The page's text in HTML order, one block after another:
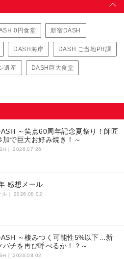
0円食堂 新宿DASH
DASH海岸 DASH ご当地PR課
遺産 DASH巨大食堂
～笑点60周年記念夏祭り！師匠
加で巨大お好み焼き！～
｜ 2026.07.26
感想メール
｜ 2026.08.02
～棲みつく可能性5%以下…新
バチを再び呼べるか！？～
｜ 2026.08.02